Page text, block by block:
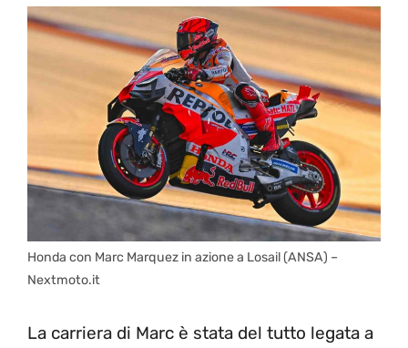
Honda con Marc Marquez in azione a Losail (ANSA) –
Nextmoto.it
La carriera di Marc è stata del tutto legata a